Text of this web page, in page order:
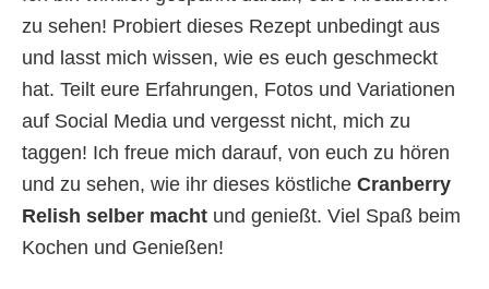
zu sehen! Probiert dieses Rezept unbedingt aus
und lasst mich wissen, wie es euch geschmeckt
hat. Teilt eure Erfahrungen, Fotos und Variationen
auf Social Media und vergesst nicht, mich zu
taggen! Ich freue mich darauf, von euch zu hören
und zu sehen, wie ihr dieses köstliche Cranberry
Relish selber macht und genießt. Viel Spaß beim
Kochen und Genießen!